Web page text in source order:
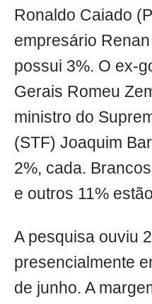
Ronaldo Caiado
empresário
possui 3%. O ex-
Gerais Romeu
ministro do
(STF) Joaquim
2%, cada.
e outros 11%
A pesquisa ouviu
presencialmente
de junho. A